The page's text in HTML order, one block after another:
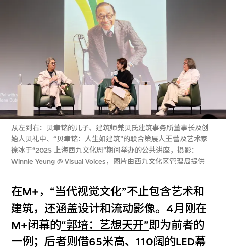
从左到右：贝聿铭的儿子、建筑师兼贝氏建筑事务所董事长及创
始人贝礼中、“贝聿铭：人生如建筑”的联合策展人王蕾及艺术家
徐冰于“2025 上海西九文化周”期间举办的公共讲座，摄影：
Winnie Yeung @ Visual Voices，图片由西九文化区管理局提供
在M+，“当代视觉文化”不止包含艺术和
建筑，还涵盖设计和流动影像。4月刚在
M+闭幕的“郭培：艺想天开”即为前者的
一例；后者则借65米高、110阔的LED幕